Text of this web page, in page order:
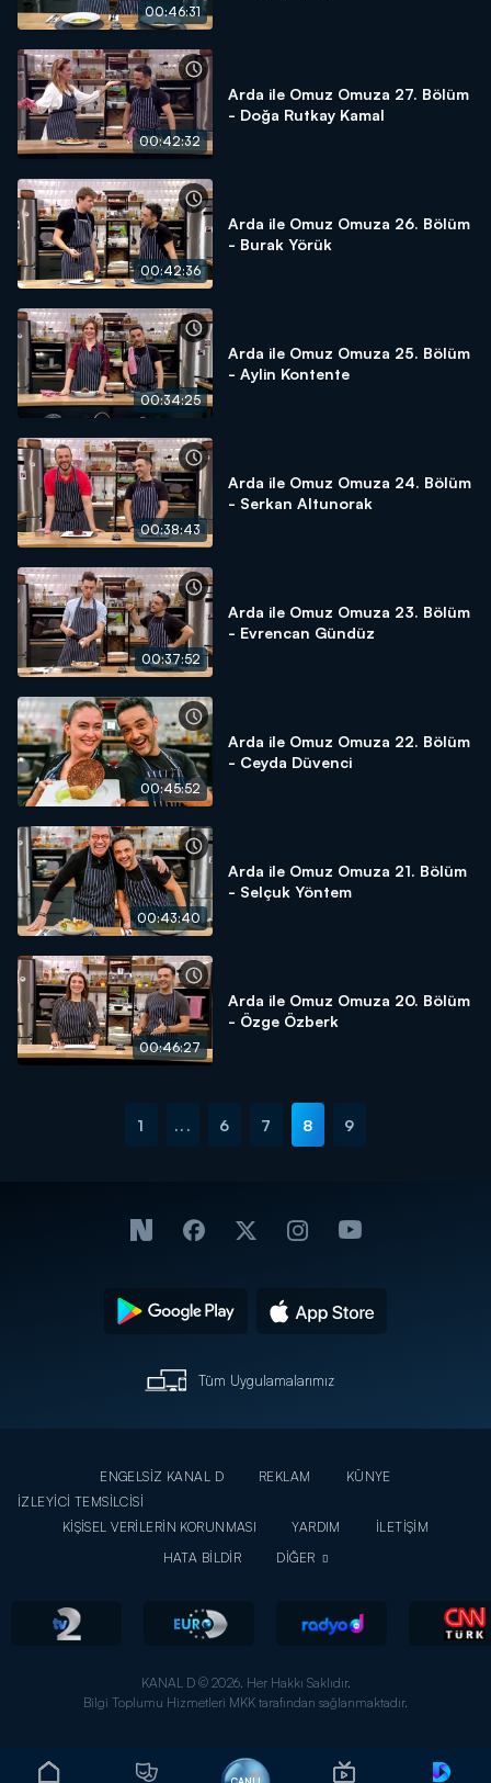
00:46:31
00:42:32
Arda ile Omuz Omuza 27. Bölüm
- Doğa Rutkay Kamal
00:42:36
Arda ile Omuz Omuza 26. Bölüm
- Burak Yörük
00:34:25
Arda ile Omuz Omuza 25. Bölüm
- Aylin Kontente
00:38:43
Arda ile Omuz Omuza 24. Bölüm
- Serkan Altunorak
00:37:52
Arda ile Omuz Omuza 23. Bölüm
- Evrencan Gündüz
00:45:52
Arda ile Omuz Omuza 22. Bölüm
- Ceyda Düvenci
00:43:40
Arda ile Omuz Omuza 21. Bölüm
- Selçuk Yöntem
00:46:27
Arda ile Omuz Omuza 20. Bölüm
- Özge Özberk
1 ... 6 7 8 9
Tüm Uygulamalarımız
ENGELSİZ KANAL D REKLAM
KÜNYE
İZLEYİCİ TEMSİLCİSİ
KİŞİSEL VERİLERİN KORUNMASI
YARDIM
İLETİŞİM
HATA BİLDİR
DİĞER
KANAL D © 2026. Her Hakkı Saklıdır.
Bilgi Toplumu Hizmetleri MKK tarafından sağlanmaktadır.